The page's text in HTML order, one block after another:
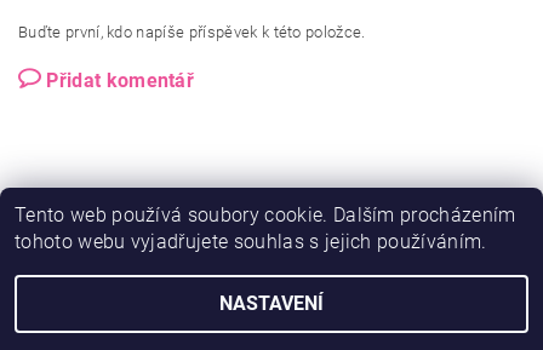
Buďte první, kdo napíše příspěvek k této položce.
Přidat komentář
Tento web používá soubory cookie. Dalším procházením
tohoto webu vyjadřujete souhlas s jejich používáním.
NASTAVENÍ